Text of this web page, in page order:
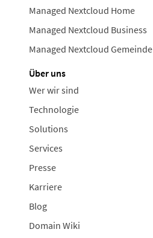
Managed Nextcloud Home
Managed Nextcloud Business
Managed Nextcloud Gemeinde
Über uns
Wer wir sind
Technologie
Solutions
Services
Presse
Karriere
Blog
Domain Wiki